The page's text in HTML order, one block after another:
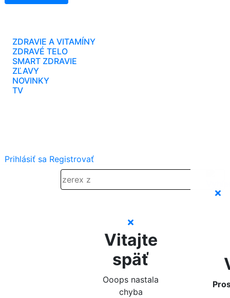
ZDRAVIE A VITAMÍNY
ZDRAVÉ TELO
SMART ZDRAVIE
ZĽAVY
NOVINKY
TV
Prihlásiť sa Registrovať
Vitajte
späť
Ooops nastala
chyba